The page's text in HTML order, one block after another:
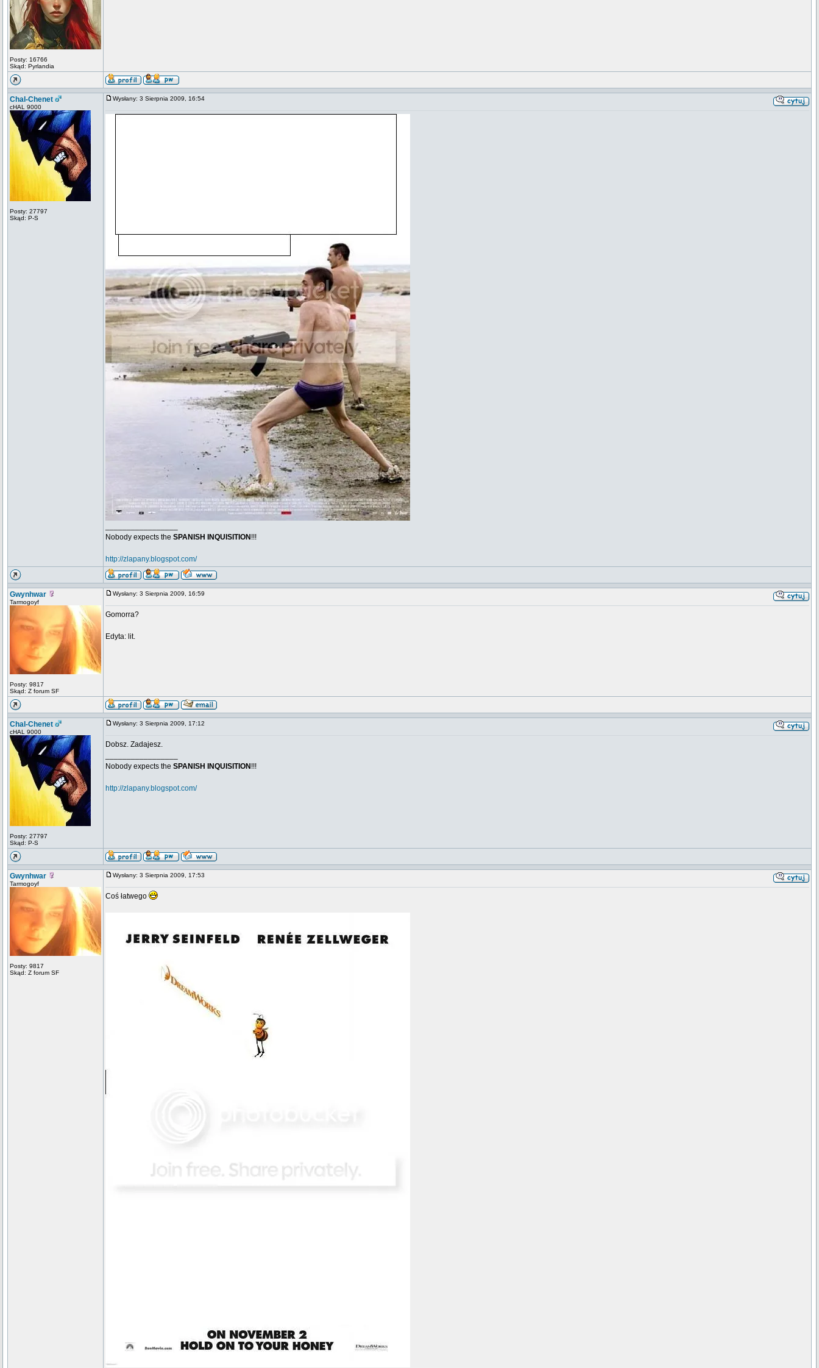
Posty: 16766
Skąd: Pyrlandia
Chal-Chenet
cHAL 9000
Posty: 27797
Skąd: P-S
Wysłany: 3 Sierpnia 2009, 16:54
Nobody expects the SPANISH INQUISITION !!!
http://zlapany.blogspot.com/
Gwynhwar
Tarmogoyf
Posty: 9817
Skąd: Z forum SF
Wysłany: 3 Sierpnia 2009, 16:59
Gomorra?
Edyta: lit.
Chal-Chenet
cHAL 9000
Posty: 27797
Skąd: P-S
Wysłany: 3 Sierpnia 2009, 17:12
Dobsz. Zadajesz.
Nobody expects the SPANISH INQUISITION !!!
http://zlapany.blogspot.com/
Gwynhwar
Tarmogoyf
Posty: 9817
Skąd: Z forum SF
Wysłany: 3 Sierpnia 2009, 17:53
Coś łatwego